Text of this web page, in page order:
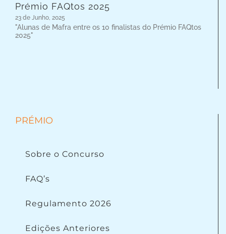
Prémio FAQtos 2025
23 de Junho, 2025
"Alunas de Mafra entre os 10 finalistas do Prémio FAQtos
2025"
PRÉMIO
Sobre o Concurso
FAQ’s
Regulamento 2026
Edições Anteriores